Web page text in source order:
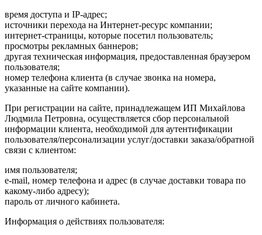
время доступа и IP-адрес;
источники перехода на Интернет-ресурс компании;
интернет-страницы, которые посетил пользователь;
просмотры рекламных баннеров;
другая техническая информация, предоставленная браузером
пользователя;
номер телефона клиента (в случае звонка на номера,
указанные на сайте компании).
При регистрации на сайте, принадлежащем ИП Михайлова
Людмила Петровна, осуществляется сбор персональной
информации клиента, необходимой для аутентификации
пользователя/персонализации услуг/доставки заказа/обратной
связи с клиентом:
имя пользователя;
e-mail, номер телефона и адрес (в случае доставки товара по
какому-либо адресу);
пароль от личного кабинета.
Информация о действиях пользователя: